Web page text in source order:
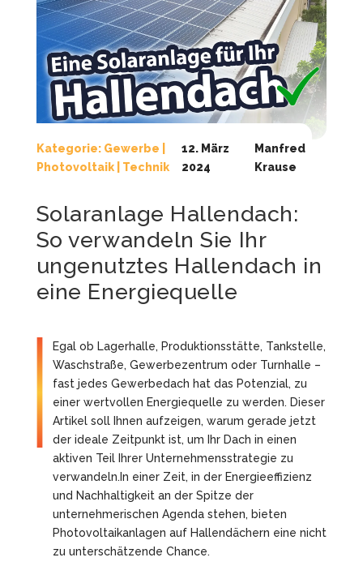
Kategorie: Gewerbe
Photovoltaik| Technik
12. März
2024
Manfred
Krause
Solaranlage Hallendach:
So verwandeln Sie Ihr
ungenutztes Hallendach in
eine Energiequelle
Egal ob Lagerhalle, Produktionsstätte, Tankstelle,
Waschstraße, Gewerbezentrum oder Turnhalle –
fast jedes Gewerbedach hat das Potenzial, zu
einer wertvollen Energiequelle zu werden. Dieser
Artikel soll Ihnen aufzeigen, warum gerade jetzt
der ideale Zeitpunkt ist, um Ihr Dach in einen
aktiven Teil Ihrer Unternehmensstrategie zu
verwandeln.In einer Zeit, in der Energieeffizienz
und Nachhaltigkeit an der Spitze der
unternehmerischen Agenda stehen, bieten
Photovoltaikanlagen auf Hallendächern eine nicht
zu unterschätzende Chance.